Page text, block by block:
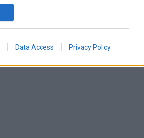
Data Access Privacy Policy